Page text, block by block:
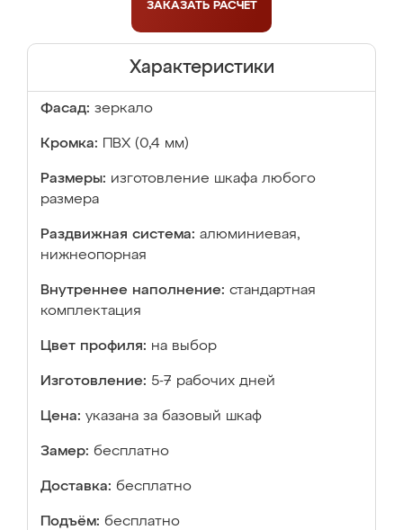
ЗАКАЗАТЬ РАСЧЁТ
Характеристики
Фасад: зеркало
Кромка: ПВХ (0,4 мм)
Размеры: изготовление шкафа любого
размера
Раздвижная система: алюминиевая,
нижнеопорная
Внутреннее наполнение: стандартная
комплектация
Цвет профиля: на выбор
Изготовление: 5-7 рабочих дней
Цена: указана за базовый шкаф
Замер: бесплатно
Доставка: бесплатно
Подъём: бесплатно